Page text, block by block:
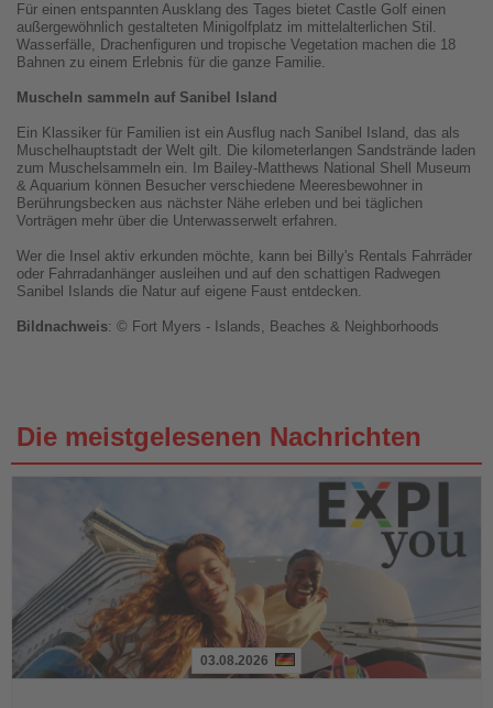
Für einen entspannten Ausklang des Tages bietet Castle Golf einen
außergewöhnlich gestalteten Minigolfplatz im mittelalterlichen Stil.
Wasserfälle, Drachenfiguren und tropische Vegetation machen die 18
Bahnen zu einem Erlebnis für die ganze Familie.
Muscheln sammeln auf Sanibel Island
Ein Klassiker für Familien ist ein Ausflug nach Sanibel Island, das als
Muschelhauptstadt der Welt gilt. Die kilometerlangen Sandstrände laden
zum Muschelsammeln ein. Im Bailey-Matthews National Shell Museum
& Aquarium können Besucher verschiedene Meeresbewohner in
Berührungsbecken aus nächster Nähe erleben und bei täglichen
Vorträgen mehr über die Unterwasserwelt erfahren.
Wer die Insel aktiv erkunden möchte, kann bei Billy's Rentals Fahrräder
oder Fahrradanhänger ausleihen und auf den schattigen Radwegen
Sanibel Islands die Natur auf eigene Faust entdecken.
Bildnachweis: © Fort Myers - Islands, Beaches & Neighborhoods
Die meistgelesenen Nachrichten
03.08.2026